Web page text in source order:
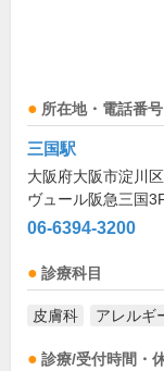
所在地・電話番号
三国駅
大阪府大阪市淀川
ヴュール阪急三国
06-6394-3200
診療科目
皮膚科 アレルギ
診療/受付時間・